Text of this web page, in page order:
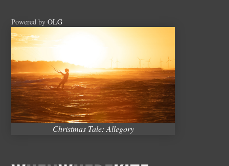
Powered byOLG
Christmas Tale: Allegory